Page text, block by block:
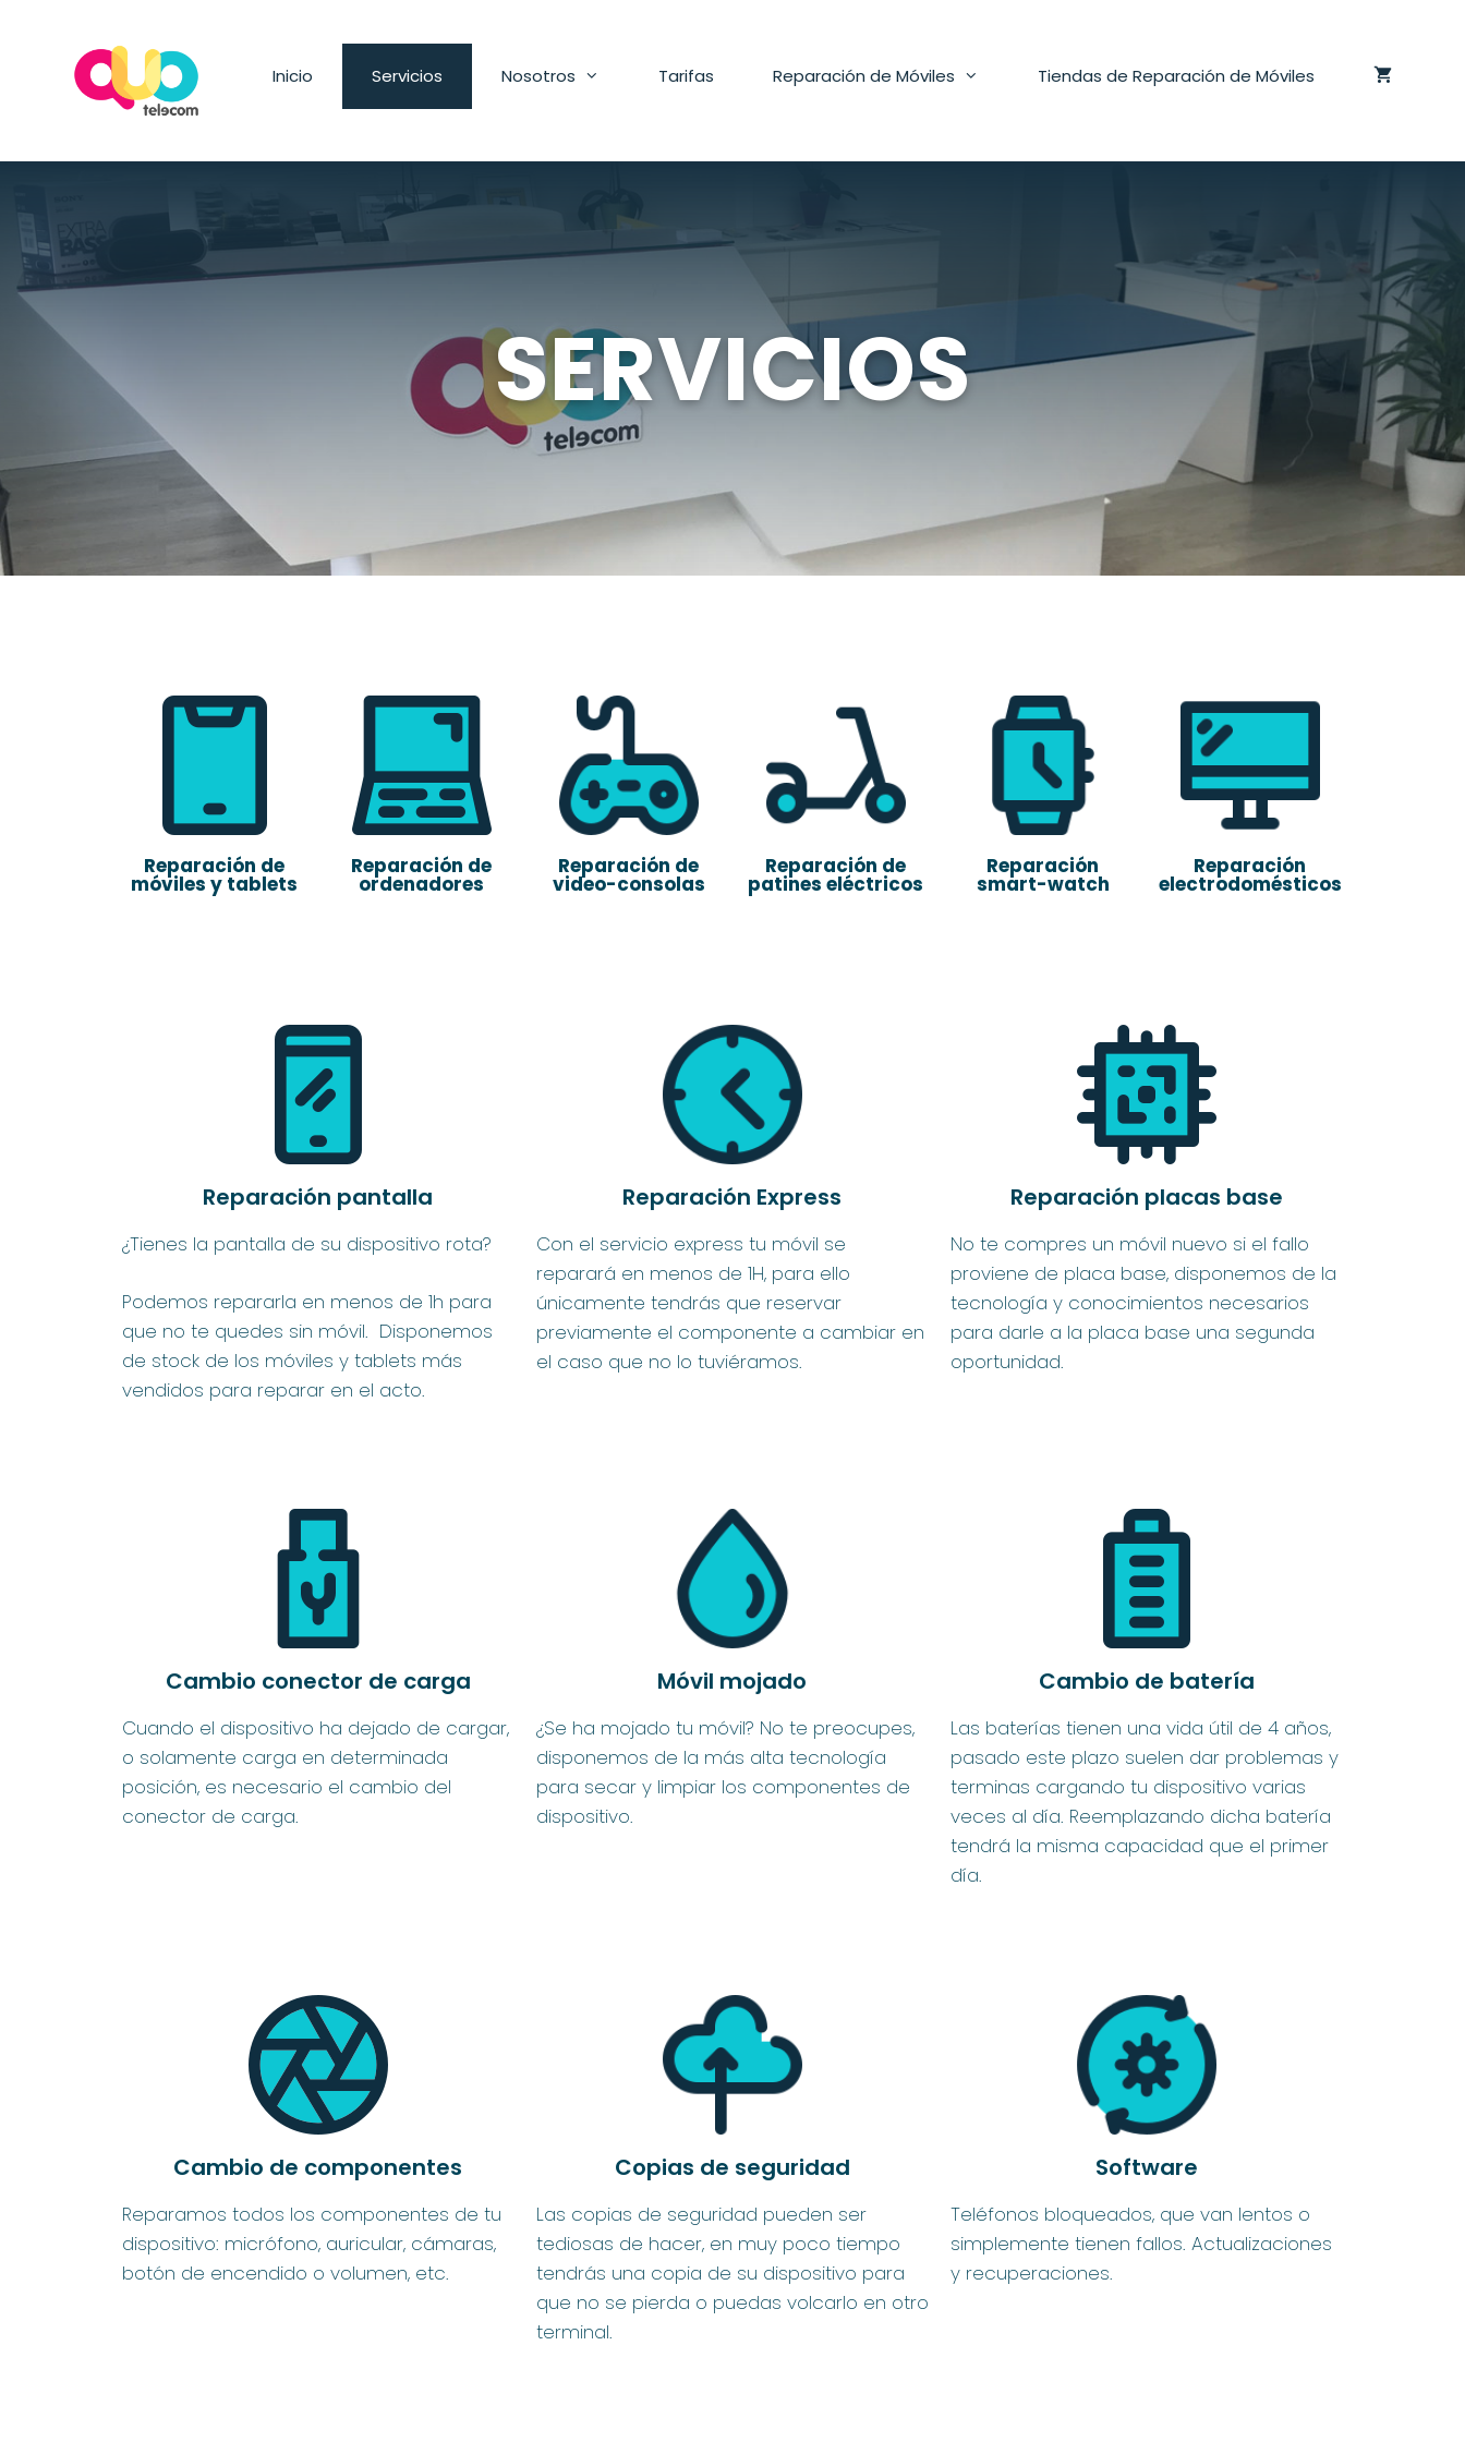
Inicio Servicios Nosotros Tarifas Reparación de Móviles Tiendas de Reparación de Móviles
SERVICIOS
Reparación de
móviles y tablets
Reparación de
ordenadores
Reparación de
video-consolas
Reparación de
patines eléctricos
Reparación
smart-watch
Reparación
electrodomésticos
Reparación pantalla
¿Tienes la pantalla de su dispositivo rota?
Podemos repararla en menos de 1h para
que no te quedes sin móvil. Disponemos
de stock de los móviles y tablets más
vendidos para reparar en el acto.
Reparación Express
Con el servicio express tu móvil se
reparará en menos de 1H, para ello
únicamente tendrás que reservar
previamente el componente a cambiar en
el caso que no lo tuviéramos.
Reparación placas base
No te compres un móvil nuevo si el fallo
proviene de placa base, disponemos de la
tecnología y conocimientos necesarios
para darle a la placa base una segunda
oportunidad.
Cambio conector de carga
Cuando el dispositivo ha dejado de cargar,
o solamente carga en determinada
posición, es necesario el cambio del
conector de carga.
Móvil mojado
¿Se ha mojado tu móvil? No te preocupes,
disponemos de la más alta tecnología
para secar y limpiar los componentes de
dispositivo.
Cambio de batería
Las baterías tienen una vida útil de 4 años,
pasado este plazo suelen dar problemas y
terminas cargando tu dispositivo varias
veces al día. Reemplazando dicha batería
tendrá la misma capacidad que el primer
día.
Cambio de componentes
Reparamos todos los componentes de tu
dispositivo: micrófono, auricular, cámaras,
botón de encendido o volumen, etc.
Copias de seguridad
Las copias de seguridad pueden ser
tediosas de hacer, en muy poco tiempo
tendrás una copia de su dispositivo para
que no se pierda o puedas volcarlo en otro
terminal.
Software
Teléfonos bloqueados, que van lentos o
simplemente tienen fallos. Actualizaciones
y recuperaciones.